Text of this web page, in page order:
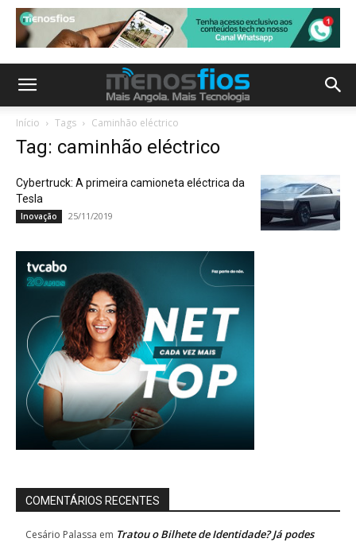
Início Tags Caminhão eléctrico
Tag: caminhão eléctrico
Cybertruck: A primeira camioneta eléctrica da
Tesla
Inovação 25/11/2019
COMENTÁRIOS RECENTES
Cesário Palassa em Tratou o Bilhete de Identidade? Já podes